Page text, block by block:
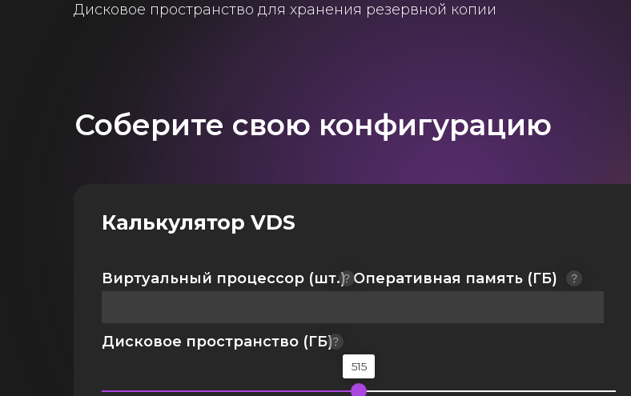
Дисковое пространство для хранения резервной копии
Соберите свою конфигурацию
Виртуальный процессор (шт.) Оперативная память (ГБ)
Дисковое пространство (ГБ)
515
Калькулятор VDS